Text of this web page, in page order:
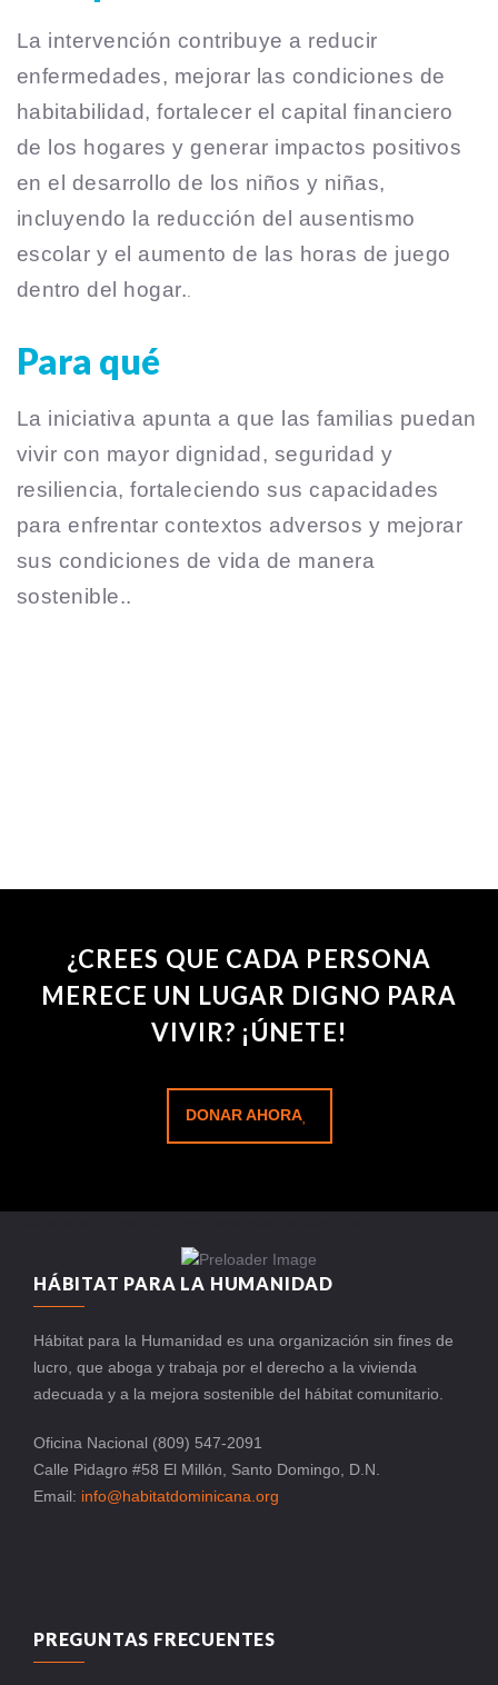
La intervención contribuye a reducir
enfermedades, mejorar las condiciones de
habitabilidad, fortalecer el capital financiero
de los hogares y generar impactos positivos
en el desarrollo de los niños y niñas,
incluyendo la reducción del ausentismo
escolar y el aumento de las horas de juego
dentro del hogar.
Para qué
La iniciativa apunta a que las familias puedan
vivir con mayor dignidad, seguridad y
resiliencia, fortaleciendo sus capacidades
para enfrentar contextos adversos y mejorar
sus condiciones de vida de manera
sostenible..
¿CREES QUE CADA PERSONA
MERECE UN LUGAR DIGNO PARA
VIVIR? ¡ÚNETE!
DONAR AHORA
HÁBITAT PARA LA HUMANIDAD
Hábitat para la Humanidad es una organización sin fines de
lucro, que aboga y trabaja por el derecho a la vivienda
adecuada y a la mejora sostenible del hábitat comunitario.
Oficina Nacional (809) 547-2091
Calle Pidagro #58 El Millón, Santo Domingo, D.N.
Email: info@habitatdominicana.org
PREGUNTAS FRECUENTES